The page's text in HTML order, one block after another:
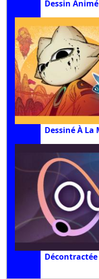
Dessin Animé
Dessiné À La
Décontractée